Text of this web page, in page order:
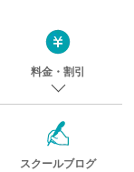
料金・割引
スクールブログ